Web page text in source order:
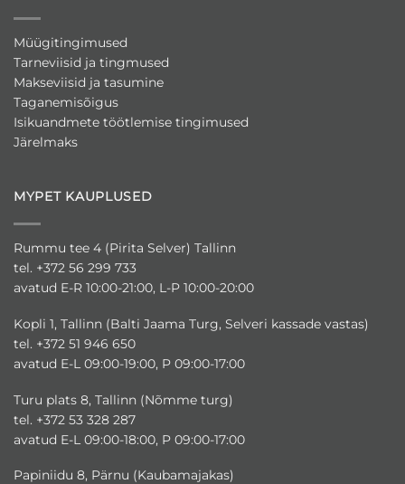
Müügitingimused
Tarneviisid ja tingmused
Makseviisid ja tasumine
Taganemisõigus
Isikuandmete töötlemise tingimused
Järelmaks
MYPET KAUPLUSED
Rummu tee 4 (Pirita Selver) Tallinn
tel. +372 56 299 733
avatud E-R 10:00-21:00, L-P 10:00-20:00
Kopli 1, Tallinn (Balti Jaama Turg, Selveri kassade vastas)
tel. +372 51 946 650
avatud E-L 09:00-19:00, P 09:00-17:00
Turu plats 8, Tallinn (Nõmme turg)
tel. +372 53 328 287
avatud E-L 09:00-18:00, P 09:00-17:00
Papiniidu 8, Pärnu (Kaubamajakas)